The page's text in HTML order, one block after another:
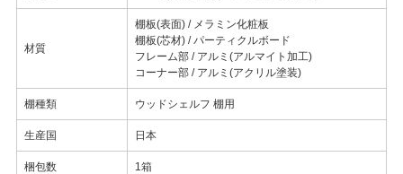
材質
棚板(表面) / メラミン化粧板
棚板(芯材) / パーティクルボード
フレーム部 / アルミ(アルマイト加工)
コーナー部 / アルミ(アクリル塗装)
棚種類 ウッドシェルフ 棚用
生産国 日本
梱包数 1箱